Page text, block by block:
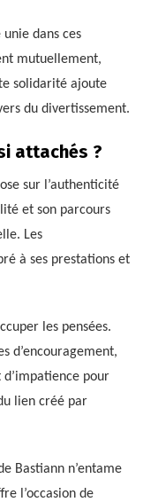
dans ces
mutuellement,
solidarité ajoute
du divertissement.
attachés ?
sur l’authenticité
et son parcours
Les
à ses prestations et
les pensées.
d’encouragement,
pour
lien créé par
Bastiann n’entame
l’occasion de